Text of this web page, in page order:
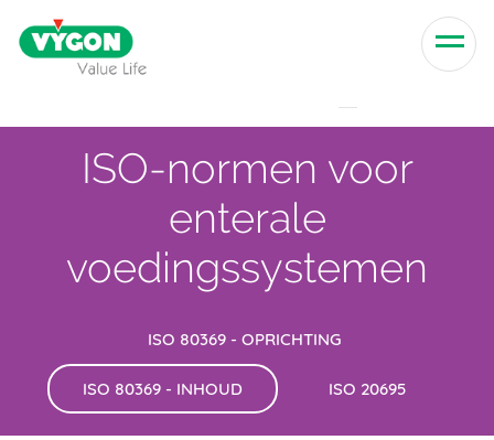
Skip to content
ISO-normen voor
enterale
voedingssystemen
ISO 80369 - OPRICHTING
ISO 80369 - INHOUD ISO 20695